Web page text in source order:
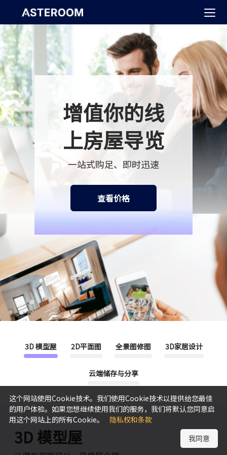
增值你的线
上房屋导览
一站式购足、即时迅速
查看价格
3D 模型屋 2D平面图 全景图修图 3D家居设计
云端储存与分享
3D 模型屋
这个网站使用Cookie技术。我们使用Cookie技术以提供给您最佳
的用户体验。如果您想继续使用我们的服务，我们将默认您同意启
用这个网站上的所有Cookie。
隐私权和条款
我同意